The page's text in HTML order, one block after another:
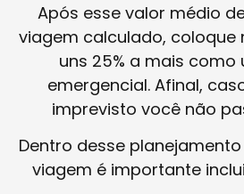
Após esse valor médio
viagem calculado, coloque
uns 25% a mais como
emergencial. Afinal,
imprevisto você não
Dentro desse
viagem é importante